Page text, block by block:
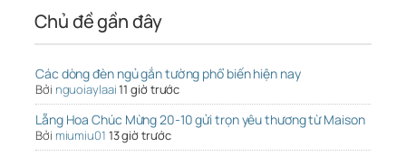
Chủ đề gần đây
Các dòng đèn ngủ gắn tường phổ biến hiện nay
Bởi nguoiaylaai11 giờ trước
Lẵng Hoa Chúc Mừng 20-10 gửi trọn yêu thương từ Maison
Bởi miumiu01 13 giờ trước